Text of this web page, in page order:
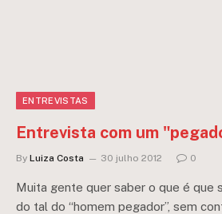
ENTREVISTAS
Entrevista com um
By Luiza Costa 30 julho 2012 0
Muita gente quer saber o que é que
do tal do “homem pegador”, sem